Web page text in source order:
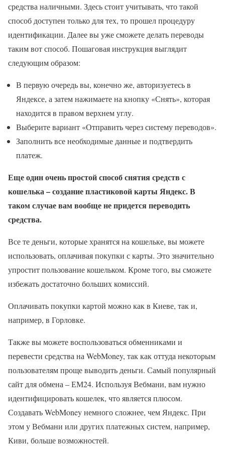
средства наличными. Здесь стоит учитывать, что такой
способ доступен только для тех, то прошел процедуру
идентификации. Далее вы уже сможете делать переводы
таким вот способ. Пошаговая инструкция выглядит
следующим образом:
В первую очередь вы, конечно же, авторизуетесь в
Яндексе, а затем нажимаете на кнопку «Снять», которая
находится в правом верхнем углу.
Выберите вариант «Отправить через систему переводов».
Заполнить все необходимые данные и подтвердить
платеж.
Еще один очень простой способ снятия средств с
кошелька – создание пластиковой карты Яндекс. В
таком случае вам вообще не придется переводить
средства.
Все те деньги, которые хранятся на кошельке, вы можете
использовать, оплачивая покупки с карты. Это значительно
упростит пользование кошельком. Кроме того, вы сможете
избежать достаточно больших комиссий.
Оплачивать покупки картой можно как в Киеве, так и,
например, в Горловке.
Также вы можете воспользоваться обменниками и
перевести средства на WebMoney, так как оттуда некоторым
пользователям проще выводить деньги. Самый популярный
сайт для обмена – ЕМ24. Используя Вебмани, вам нужно
идентифицировать кошелек, что является плюсом.
Создавать WebMoney немного сложнее, чем Яндекс. При
этом у Вебмани или других платежных систем, например,
Киви, больше возможностей.